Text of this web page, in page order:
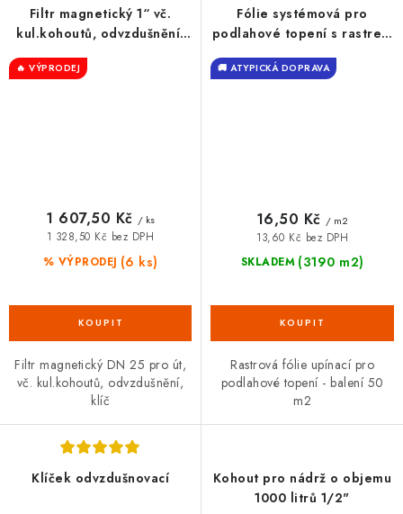
Filtr magnetický 1“ vč.
kul.kohoutů, odvzdušnění,
klíče
🔥 VÝPRODEJ
% VÝPRODEJ (6 ks)
1 328,50 Kč bez DPH
1 607,50 Kč / ks
Filtr magnetický DN 25 pro út,
vč. kul.kohoutů, odvzdušnění,
klíč
Fólie systémová pro
podlahové topení s rastrem
– balení 50 m2
🚚 ATYPICKÁ DOPRAVA
SKLADEM (3190 m2)
13,60 Kč bez DPH
16,50 Kč / m2
Rastrová fólie upínací pro
podlahové topení - balení 50
m2
Klíček odvzdušnovací
Kohout pro nádrž o objemu
1000 litrů 1/2"